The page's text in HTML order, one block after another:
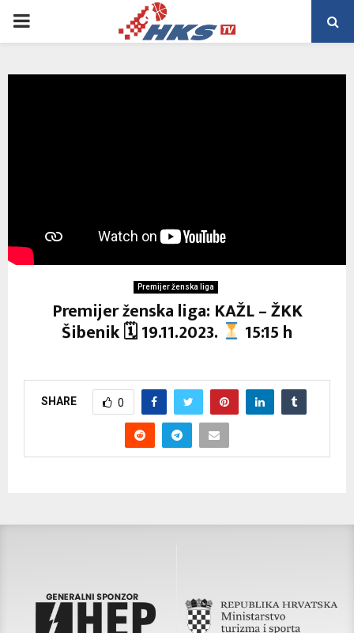
PRIMARY
Premijer ženska liga
Premijer ženska liga: KAŽL – ŽKK
Šibenik 🗓 19.11.2023. 15:15 h
SHARE 0